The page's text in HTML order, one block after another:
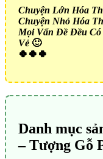
Chuyện Lớn Hóa
Chuyện Nhỏ Hóa
Mọi Vấn Đề Đều
Vẻ 🙂
🍀🍀🍀
Danh mục
– Tượng Gỗ